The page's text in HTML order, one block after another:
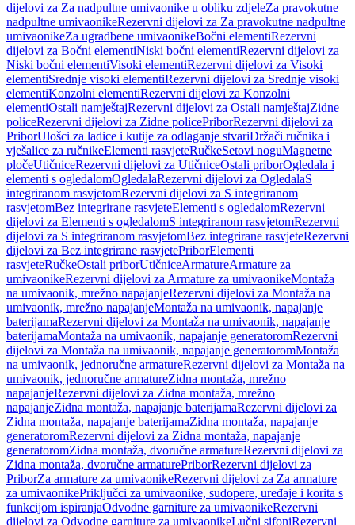
dijelovi za Za nadpultne umivaonike u obliku zdjeleZa pravokutne
nadpultne umivaonikeRezervni dijelovi za Za pravokutne nadpultne
umivaonikeZa ugradbene umivaonikeBočni elementiRezervni
dijelovi za Bočni elementiNiski bočni elementiRezervni dijelovi za
Niski bočni elementiVisoki elementiRezervni dijelovi za Visoki
elementiSrednje visoki elementiRezervni dijelovi za Srednje visoki
elementiKonzolni elementiRezervni dijelovi za Konzolni
elementiOstali namještajRezervni dijelovi za Ostali namještajZidne
policeRezervni dijelovi za Zidne policePriborRezervni dijelovi za
PriborUlošci za ladice i kutije za odlaganje stvariDržači ručnika i
vješalice za ručnikeElementi rasvjeteRučkeSetovi noguMagnetne
pločeUtičniceRezervni dijelovi za UtičniceOstali priborOgledala i
elementi s ogledalomOgledalaRezervni dijelovi za OgledalaS
integriranom rasvjetomRezervni dijelovi za S integriranom
rasvjetomBez integrirane rasvjeteElementi s ogledalomRezervni
dijelovi za Elementi s ogledalomS integriranom rasvjetomRezervni
dijelovi za S integriranom rasvjetomBez integrirane rasvjeteRezervni
dijelovi za Bez integrirane rasvjetePriborElementi
rasvjeteRučkeOstali priborUtičniceArmatureArmature za
umivaonikeRezervni dijelovi za Armature za umivaonikeMontaža
na umivaonik, mrežno napajanjeRezervni dijelovi za Montaža na
umivaonik, mrežno napajanjeMontaža na umivaonik, napajanje
baterijamaRezervni dijelovi za Montaža na umivaonik, napajanje
baterijamaMontaža na umivaonik, napajanje generatoromRezervni
dijelovi za Montaža na umivaonik, napajanje generatoromMontaža
na umivaonik, jednoručne armatureRezervni dijelovi za Montaža na
umivaonik, jednoručne armatureZidna montaža, mrežno
napajanjeRezervni dijelovi za Zidna montaža, mrežno
napajanjeZidna montaža, napajanje baterijamaRezervni dijelovi za
Zidna montaža, napajanje baterijamaZidna montaža, napajanje
generatoromRezervni dijelovi za Zidna montaža, napajanje
generatoromZidna montaža, dvoručne armatureRezervni dijelovi za
Zidna montaža, dvoručne armaturePriborRezervni dijelovi za
PriborZa armature za umivaonikeRezervni dijelovi za Za armature
za umivaonikePriključci za umivaonike, sudopere, uređaje i korita s
funkcijom ispiranjaOdvodne garniture za umivaonikeRezervni
dijelovi za Odvodne garniture za umivaonikeLučni sifoniRezervni